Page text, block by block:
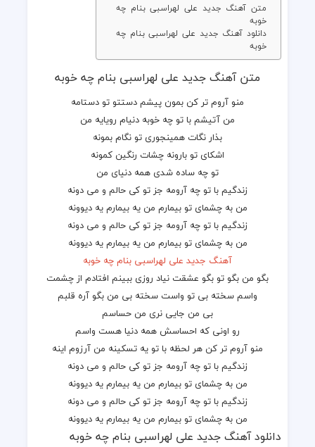
متن آهنگ جدید علی لهراسبی بنام چه
خوبه
دانلود آهنگ جدید علی لهراسبی بنام چه
خوبه
متن آهنگ جدید علی لهراسبی بنام چه خوبه
منو آروم تر کن بمون پیشم دستتو تو دستامه
من آتیشم با تو چه خوبه دنیام رویایه من
بذار نگات همینجوری تو نگام بمونه
اشکای تو بارونه چشات رنگین کمونه
تو چه ساده شدی همه دنیای من
زندگیم با تو چه آرومه جز تو کی حالم و می دونه
من به چشمای تو بیمارم من یه بیمارم یه دیوونه
زندگیم با تو چه آرومه جز تو کی حالم و می دونه
من به چشمای تو بیمارم من یه بیمارم یه دیوونه
آهنگ جدید علی لهراسبی بنام چه خوبه
بگو من بگو تو بگو عشقت نیاد روزی ببینم افتادم از چشمت
واسم سخته بی تو واست سخته بی من بگو آره قلبم
بی من جایی نری من حساسم
رو اونی که احساسش همه دنیا هست واسم
منو آروم تر کن هر لحظه با تو یه تسکینه من آرزوم اینه
زندگیم با تو چه آرومه جز تو کی حالم و می دونه
من به چشمای تو بیمارم من یه بیمارم یه دیوونه
زندگیم با تو چه آرومه جز تو کی حالم و می دونه
من به چشمای تو بیمارم من یه بیمارم یه دیوونه
دانلود آهنگ جدید علی لهراسبی بنام چه خوبه